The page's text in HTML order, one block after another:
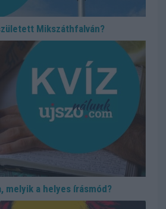
Mikszáthfalván?
melyik a helyes írásmód?